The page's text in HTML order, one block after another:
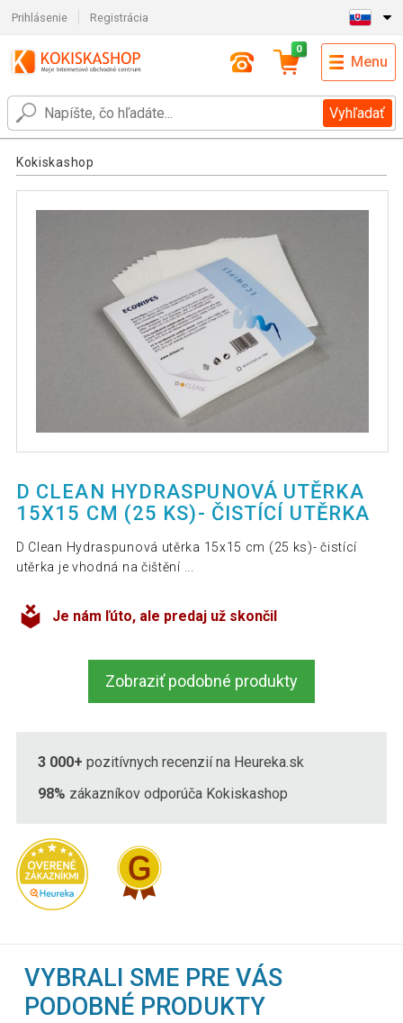
Prihlásenie Registrácia
Vyhľadať
0
Menu
Kokiskashop
D CLEAN HYDRASPUNOVÁ UTĚRKA
15X15 CM (25 KS)- ČISTÍCÍ UTĚRKA
D Clean Hydraspunová utěrka 15x15 cm (25 ks)- čistící
utěrka je vhodná na čištění ...
Je nám ľúto, ale predaj už skončil
Zobraziť podobné produkty
3 000+ pozitívnych recenzií na Heureka.sk
98% zákazníkov odporúča Kokiskashop
VYBRALI SME PRE VÁS
PODOBNÉ PRODUKTY